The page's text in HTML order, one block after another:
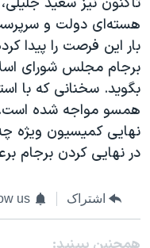
هسته‌ای دولت و
بار این فرصت را پیدا
برجام مجلس شورای
بگوید. سخنانی که با
همسو مواجه شده
نهایی کمیسیون
در نهایی کردن برجام
اشتراک us